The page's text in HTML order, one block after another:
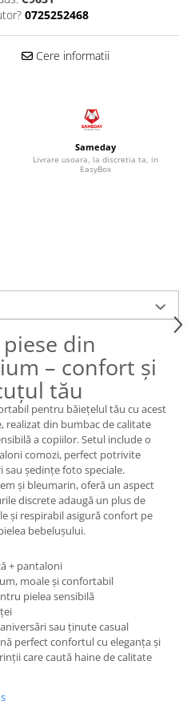
0725252468
Cere informatii
Sameday
Livrare usoara, la discretia ta, in
EasyBox
din
– confort și
tău
pentru băiețelul tău cu acest
realizat din bumbac de calitate
a copiilor. Setul include o
comozi, perfect potrivite
ședințe foto speciale.
și bleumarin, oferă un aspect
discrete adaugă un plus de
și respirabil asigură confort pe
bebelușului.
+ pantaloni
moale și confortabil
pielea sensibilă
sau ținute casual
perfect confortul cu eleganța și
care caută haine de calitate